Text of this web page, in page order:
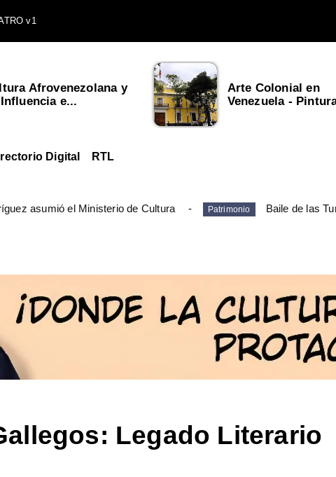
v1
Afrovenezolana y
e...
Arte Colonial en
Venezuela -
Digital RTL
asumió el Ministerio de Cultura Patrimonio Baile de las
Legado Literario